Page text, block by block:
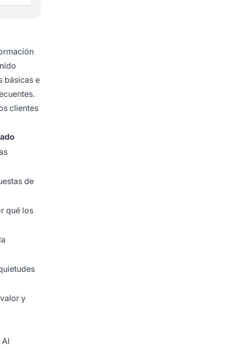
básicas e
clientes
de
qué los
y